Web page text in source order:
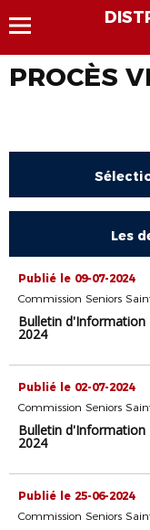
PROCÈS
Les
Publié le 09-07-2024
Commission Seniors
Bulletin d'Information
2024
Publié le 02-07-2024
Commission Seniors
Bulletin d'Information
2024
Publié le 25-06-2024
Commission Seniors